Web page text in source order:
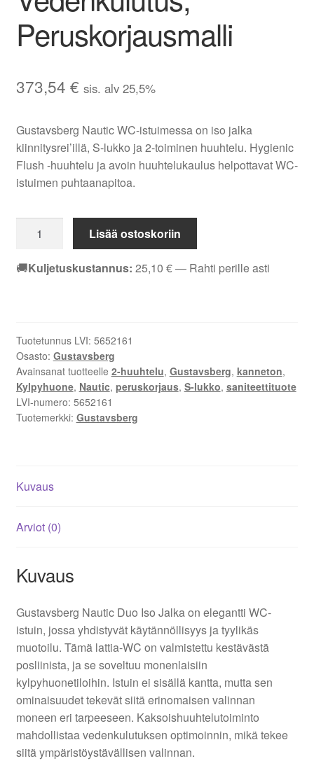
Peruskorjausmalli
373,54 € sis. alv 25,5%
Gustavsberg Nautic WC-istuimessa on iso jalka
kiinnitysrei’illä, S-lukko ja 2-toiminen huuhtelu. Hygienic
Flush -huuhtelu ja avoin huuhtelukaulus helpottavat WC-
istuimen puhtaanapitoa.
Nautic
WC-
1591
-
Kanneton,
Tehokas
Vedenkulutus,
Lisää ostoskoriin
🚚Kuljetuskustannus: 25,10 €— Rahti perille asti
Tuotetunnus LVI: 5652161
Osasto: Gustavsberg
Avainsanat tuotteelle 2-huuhtelu, Gustavsberg, kanneton,
Kylpyhuone, Nautic, peruskorjaus, S-lukko, saniteettituote
LVI-numero: 5652161
Tuotemerkki: Gustavsberg
Kuvaus
Arviot (0)
Kuvaus
Gustavsberg Nautic Duo Iso Jalka on elegantti WC-
istuin, jossa yhdistyvät käytännöllisyys ja tyylikäs
muotoilu. Tämä lattia-WC on valmistettu kestävästä
posliinista, ja se soveltuu monenlaisiin
kylpyhuonetiloihin. Istuin ei sisällä kantta, mutta sen
ominaisuudet tekevät siitä erinomaisen valinnan
moneen eri tarpeeseen. Kaksoishuuhtelutoiminto
mahdollistaa vedenkulutuksen optimoinnin, mikä tekee
siitä ympäristöystävällisen valinnan.